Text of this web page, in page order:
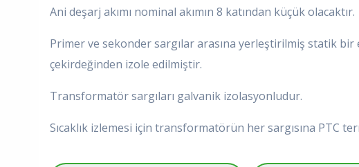
Ani deşarj akımı nominal akımın 8 katından küçük olacaktır.
Primer ve sekonder sargılar arasına yerleştirilmiş statik
çekirdeğinden izole edilmiştir.
Transformatör sargıları galvanik izolasyonludur.
Sıcaklık izlemesi için transformatörün her sargısına PTC